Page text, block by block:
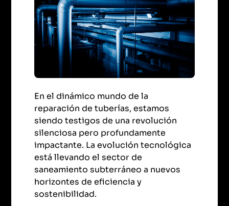
En el dinámico mundo de la
reparación de tuberías, estamos
siendo testigos de una revolución
silenciosa pero profundamente
impactante. La evolución tecnológica
está llevando el sector de
saneamiento subterráneo a nuevos
horizontes de eficiencia y
sostenibilidad.